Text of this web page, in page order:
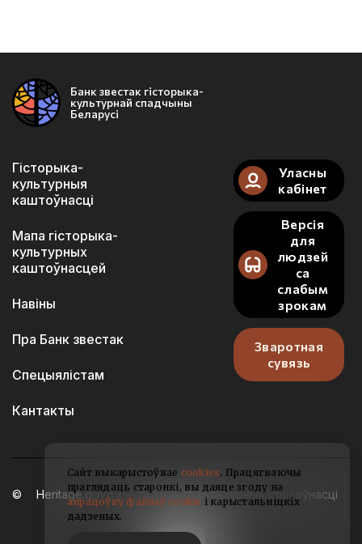
Банк звестак гісторыка-
культурнай спадчыны
Беларусі
Гісторыка-
культурныя
каштоўнасці
Мапа гісторыка-
культурных
каштоўнасцей
Навіны
Пра Банк звестак
Спецыялістам
Кантакты
Уласны
кабінет
Версія
для
людзей
са
слабым
зрокам
Зваротная
сувязь
Heritage.gov.by — гісторыка-культурныя каштоўнасці
Беларусі
Сайт выкарыстоўвае cookies. Працягваючы
праглядаць старонкі, вы даяце згоду на
апрацоўку файлаў cookie і карыстальніцкіх
дадзеных.